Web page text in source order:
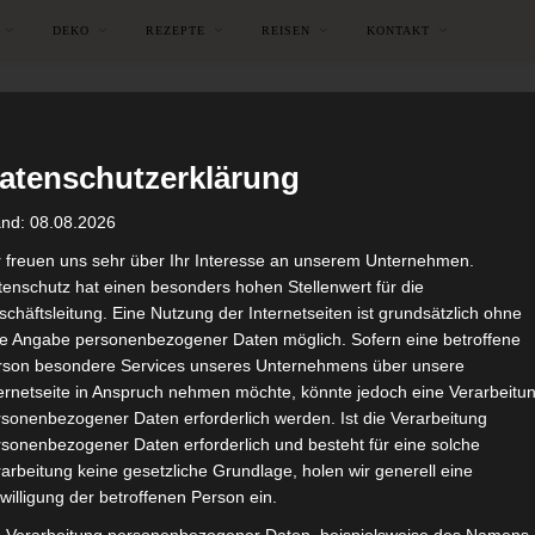
DEKO REZEPTE REISEN KONTAKT
DEKO GARTENFEST GEDECKTER TISCH HERBSTDEKO
08.08.2026
freuen uns sehr über Ihr Interesse an unserem Unternehmen.
hat einen besonders hohen Stellenwert für die
Eine Nutzung der Internetseiten ist grundsätzlich ohne
Angabe personenbezogener Daten möglich. Sofern eine betroffene
besondere Services unseres Unternehmens über unsere
in Anspruch nehmen möchte, könnte jedoch eine
Daten erforderlich werden. Ist die Verarbeitung
Daten erforderlich und besteht für eine solche
keine gesetzliche Grundlage, holen wir generell eine
der betroffenen Person ein.